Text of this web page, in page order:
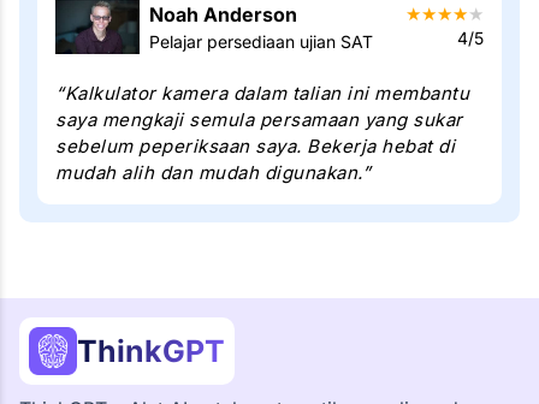
Noah Anderson
Pelajar persediaan ujian SAT
★★★★★
4/5
“Kalkulator kamera dalam talian ini membantu
saya mengkaji semula persamaan yang sukar
sebelum peperiksaan saya. Bekerja hebat di
mudah alih dan mudah digunakan.”
ThinkGPT